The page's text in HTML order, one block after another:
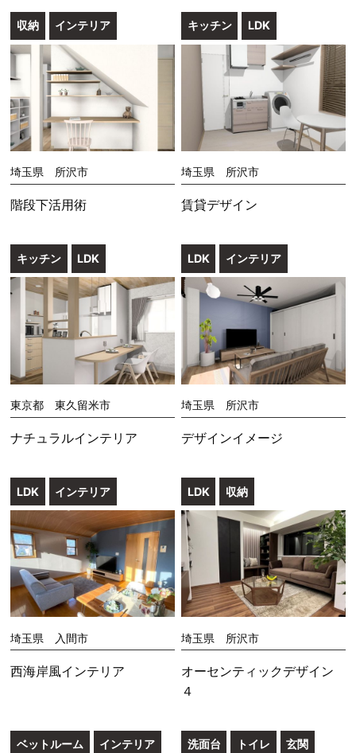
収納 インテリア
埼玉県 所沢市
階段下活用術
キッチン LDK
埼玉県 所沢市
賃貸デザイン
キッチン LDK
東京都 東久留米市
ナチュラルインテリア
LDK インテリア
埼玉県 所沢市
デザインイメージ
LDK インテリア
埼玉県 入間市
西海岸風インテリア
LDK 収納
埼玉県 所沢市
オーセンティックデザイン
４
ベットルーム インテリア 洗面台 トイレ 玄関